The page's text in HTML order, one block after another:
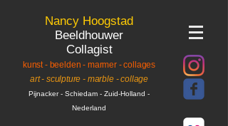
Nancy Hoogstad
Beeldhouwer
Collagist
kunst - beelden - marmer- collages
art - sculpture - marble- collage
Pijnacker- Schiedam - Zuid-Holland -
Nederland